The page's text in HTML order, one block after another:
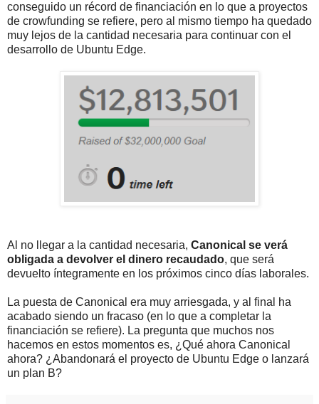
conseguido un récord de financiación en lo que a proyectos
de crowfunding se refiere, pero al mismo tiempo ha quedado
muy lejos de la cantidad necesaria para continuar con el
desarrollo de Ubuntu Edge.
Al no llegar a la cantidad necesaria, Canonical se verá
obligada a devolver el dinero recaudado, que será
devuelto íntegramente en los próximos cinco días laborales.
La puesta de Canonical era muy arriesgada, y al final ha
acabado siendo un fracaso (en lo que a completar la
financiación se refiere). La pregunta que muchos nos
hacemos en estos momentos es, ¿Qué ahora Canonical
ahora? ¿Abandonará el proyecto de Ubuntu Edge o lanzará
un plan B?